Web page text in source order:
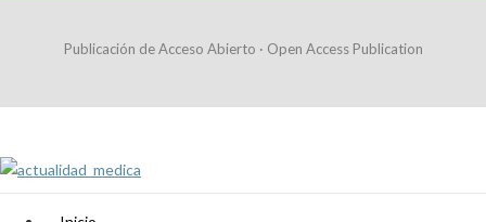
Publicación de Acceso Abierto · Open Access Publication